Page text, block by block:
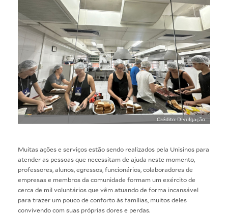
Crédito: Divulgação
Muitas ações e serviços estão sendo realizados pela Unisinos para
atender as pessoas que necessitam de ajuda neste momento,
professores, alunos, egressos, funcionários, colaboradores de
empresas e membros da comunidade formam um exército de
cerca de mil voluntários que vêm atuando de forma incansável
para trazer um pouco de conforto às famílias, muitos deles
convivendo com suas próprias dores e perdas.